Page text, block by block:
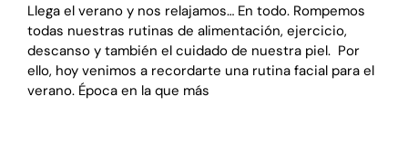
Llega el verano y nos relajamos… En todo. Rompemos
todas nuestras rutinas de alimentación, ejercicio,
descanso y también el cuidado de nuestra piel. Por
ello, hoy venimos a recordarte una rutina facial para el
verano. Época en la que más